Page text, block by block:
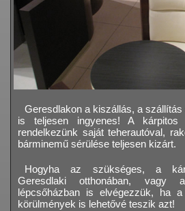
Geresdlakon a kiszállás, a
is teljesen ingyenes! A kárpitos
rendelkezünk saját teherautóval,
bárminemű sérülése teljesen kizárt.
Hogyha az szükséges, a
Geresdlaki otthonában, vagy
lépcsőházban is elvégezzük, ha
körülmények is lehetővé teszik azt!